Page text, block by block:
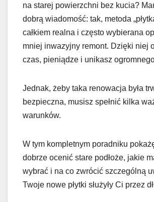
na starej powierzchni bez kucia?
dobrą wiadomość: tak, metoda
całkiem realna i często wybierana
mniej inwazyjny remont. Dzięki niej
czas, pieniądze i unikasz
Jednak, żeby taka renowacja była
bezpieczna, musisz spełnić kilka
warunków.
W tym kompletnym poradniku
dobrze ocenić stare podłoże, jakie
wybrać i na co zwrócić szczególną
Twoje nowe płytki służyły Ci przez